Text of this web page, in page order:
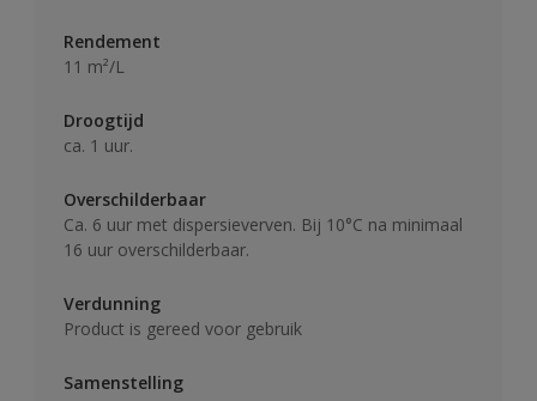
Rendement
11 m²/L
Droogtijd
ca. 1 uur.
Overschilderbaar
Ca. 6 uur met dispersieverven. Bij 10°C na minimaal
16 uur overschilderbaar.
Verdunning
Product is gereed voor gebruik
Samenstelling